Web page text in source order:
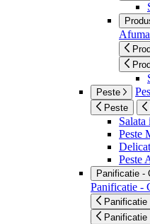
Peste
Peste
Salata
Peste
Peste
Panificatie -
Panificatie -